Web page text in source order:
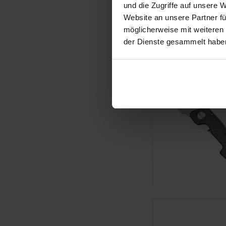
und die Zugriffe auf unsere
Website an unsere Partner
möglicherweise mit
der Dienste gesammelt